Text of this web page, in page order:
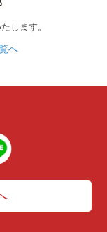
します。
へ